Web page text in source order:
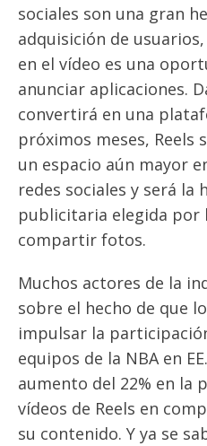
sociales son una gran
adquisición de
en el vídeo es una
anunciar aplicaciones.
convertirá en una
próximos meses, Reels
un espacio aún mayor
redes sociales y será la
publicitaria elegida por
compartir fotos.
Muchos actores de la
sobre el hecho de que
impulsar la
equipos de la NBA en
aumento del 22% en la
vídeos de Reels en
su contenido. Y ya se